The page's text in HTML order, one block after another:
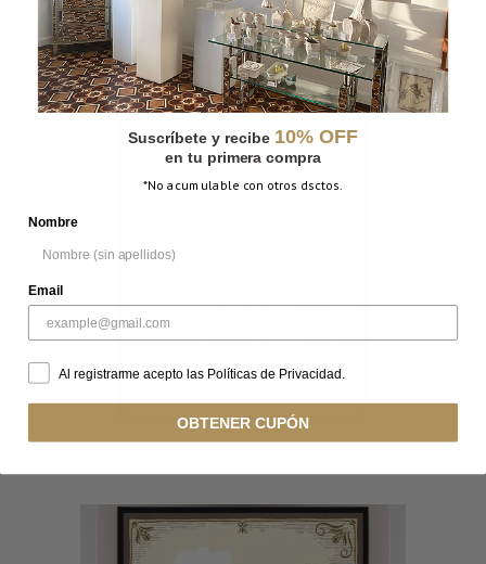
CÚPULA
Suscríbete y recibe 10% OFF
en tu primera compra
*No acumulable con otros dsctos.
Nombre
Email
Al registrarme acepto las Políticas de Privacidad.
OBTENER CUPÓN